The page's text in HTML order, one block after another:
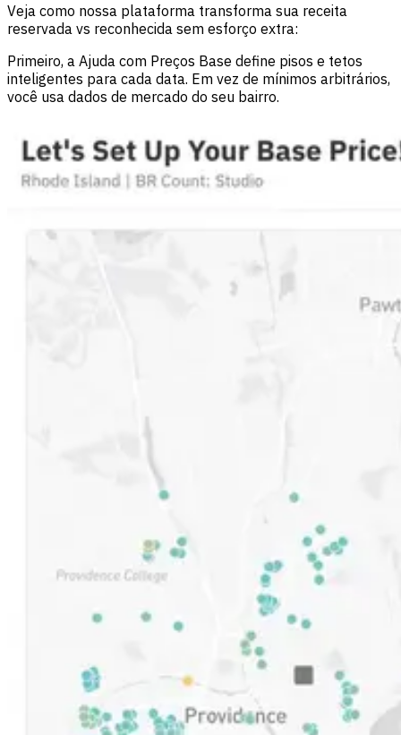
Veja como nossa plataforma transforma sua receita
reservada vs reconhecida sem esforço extra:
Primeiro, a Ajuda com Preços Base define pisos e tetos
inteligentes para cada data. Em vez de mínimos arbitrários,
você usa dados de mercado do seu bairro.